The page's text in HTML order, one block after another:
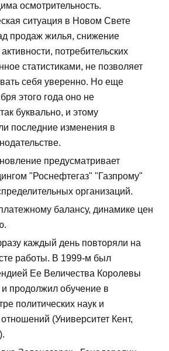
осмотрительность.
ситуация в Новом Свете
продаж жилья, снижение
потребительских
статистиками, не позволяет
себя уверенно. Но еще
этого года оно не
буквально, и этому
последние изменения в
предусматривает
"Роснефтегаз" "Газпрому"
организаций.
балансу, динамике цен
каждый день повторяли на
работы. В 1999-м был
Ее Величества Королевы
продолжил обучение в
политических наук и
(Университет Кент,